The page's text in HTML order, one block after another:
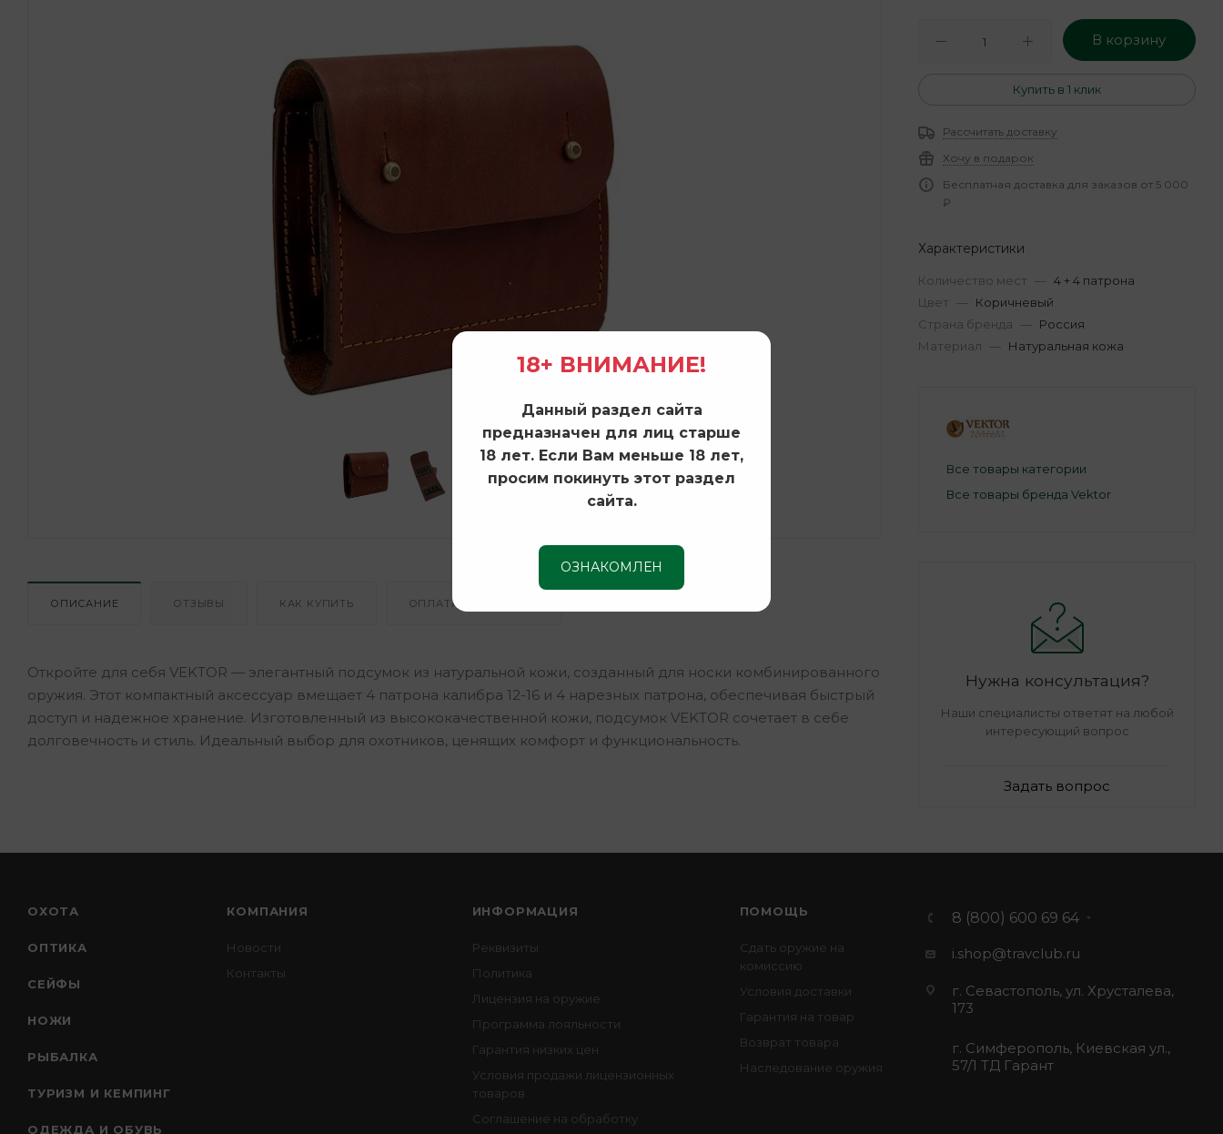
ОПИСАНИЕ ОТЗЫВЫ КАК КУПИТЬ ОПЛАТА И ДОСТАВКА
Откройте для себя VEKTOR — элегантный подсумок из натуральной кожи, созданный для носки комбинированного
оружия. Этот компактный аксессуар вмещает 4 патрона калибра 12-16 и 4 нарезных патрона, обеспечивая быстрый
доступ и надежное хранение. Изготовленный из высококачественной кожи, подсумок VEKTOR сочетает в себе
долговечность и стиль. Идеальный выбор для охотников, ценящих комфорт и функциональность.
В корзину
Купить в 1 клик
Рассчитать доставку
Хочу в подарок
Бесплатная доставка для заказов от 5 000
₽
Характеристики
Количество мест — 4 + 4 патрона
Цвет — Коричневый
Страна бренда — Россия
Материал — Натуральная кожа
Все товары категории
Все товары бренда Vektor
Нужна консультация?
Наши специалисты ответят на любой
интересующий вопрос
Задать вопрос
ОХОТА
ОПТИКА
СЕЙФЫ
НОЖИ
РЫБАЛКА
ТУРИЗМ И КЕМПИНГ
ОДЕЖДА И ОБУВЬ
КОМПАНИЯ
Новости
Контакты
ИНФОРМАЦИЯ
Реквизиты
Политика
Лицензия на оружие
Программа лояльности
Гарантия низких цен
Условия продажи лицензионных
товаров
Соглашение на обработку
ПОМОЩЬ
Сдать оружие на
комиссию
Условия доставки
Гарантия на товар
Возврат товара
Наследование оружия
8 (800) 600 69 64
i.shop@travclub.ru
г. Севастополь, ул. Хрусталева,
173
г. Симферополь, Киевская ул.,
57/1 ТД Гарант
18+ ВНИМАНИЕ!
Данный раздел сайта
предназначен для лиц старше
18 лет. Если Вам меньше 18 лет,
просим покинуть этот раздел
сайта.
ОЗНАКОМЛЕН